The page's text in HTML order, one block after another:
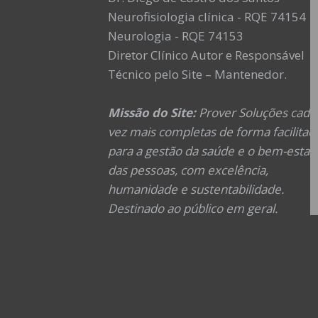
Neurofisiologia clínica - RQE 74154
Neurologia - RQE 74153
Diretor Clínico Autor e Responsável
Técnico pelo Site – Mantenedor.
Missão do Site:Prover Soluções cada
vez mais completas de forma facilitada
para a gestão da saúde e o bem-estar
das pessoas, com excelência,
humanidade e sustentabilidade.
Destinado ao público em geral.